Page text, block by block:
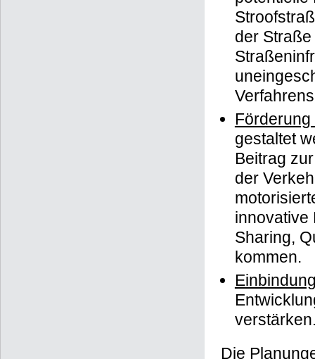
der
gestaltet
Beitrag
der
innovative
Sharing,
kommen.
Die